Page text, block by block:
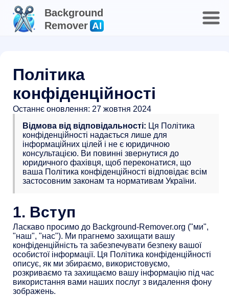
Background
Remover AI
Політика
конфіденційності
Останнє оновлення: 27 жовтня 2024
Відмова від відповідальності: Ця Політика
конфіденційності надається лише для
інформаційних цілей і не є юридичною
консультацією. Ви повинні звернутися до
юридичного фахівця, щоб переконатися, що
ваша Політика конфіденційності відповідає всім
застосовним законам та нормативам України.
1. Вступ
Ласкаво просимо до Background-Remover.org ("ми",
"наш", "нас"). Ми прагнемо захищати вашу
конфіденційність та забезпечувати безпеку вашої
особистої інформації. Ця Політика конфіденційності
описує, як ми збираємо, використовуємо,
розкриваємо та захищаємо вашу інформацію під час
використання вами наших послуг з видалення фону
зображень.